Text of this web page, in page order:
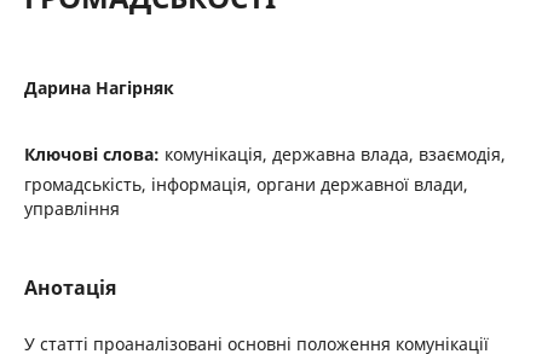
Дарина Нагірняк
Ключові слова: комунікація, державна влада, взаємодія,
громадськість, інформація, органи державної влади,
управління
Анотація
У статті проаналізовані основні положення комунікації